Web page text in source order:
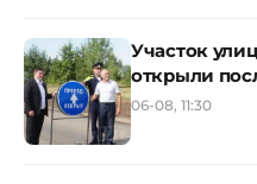
Участок
открыли
06-08, 11:30